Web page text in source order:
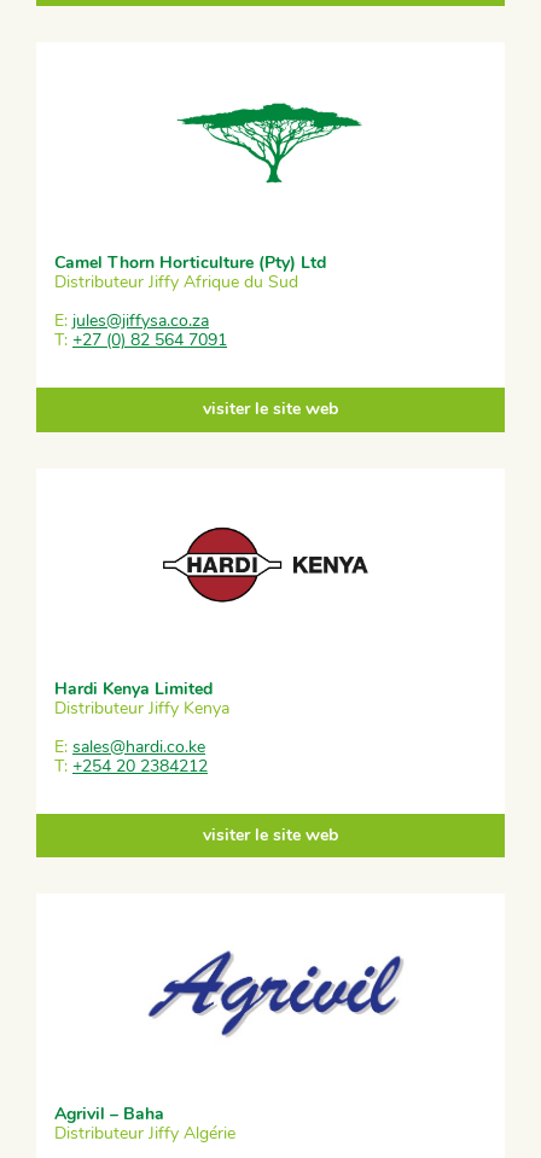
Camel Thorn Horticulture (Pty) Ltd
Distributeur Jiffy Afrique du Sud
E: jules@jiffysa.co.za
T: +27 (0) 82 564 7091
visiter le site web
Hardi Kenya Limited
Distributeur Jiffy Kenya
E: sales@hardi.co.ke
T: +254 20 2384212
visiter le site web
Agrivil – Baha
Distributeur Jiffy Algérie